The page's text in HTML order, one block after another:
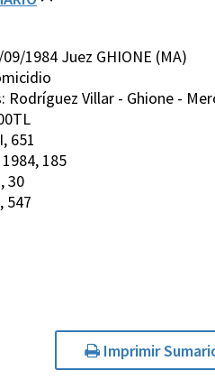
1984 Juez GHIONE (MA)
Villar - Ghione -
651
185
30
547
Imprimir